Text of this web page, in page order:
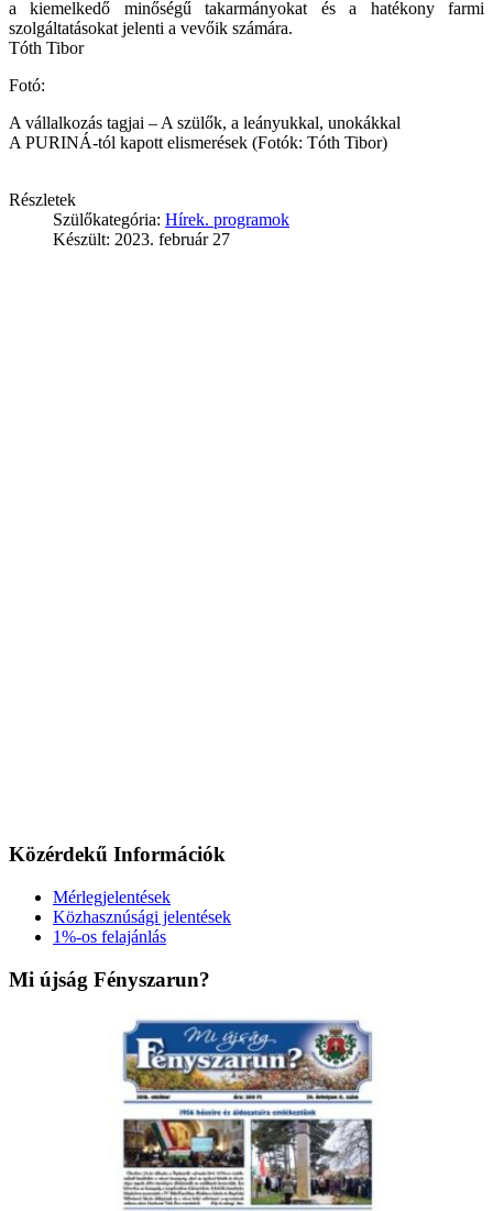
a kiemelkedő minőségű takarmányokat és a hatékony farmi
szolgáltatásokat jelenti a vevőik számára.
Tóth Tibor
Fotó:
A vállalkozás tagjai – A szülők, a leányukkal, unokákkal
A PURINÁ-tól kapott elismerések (Fotók: Tóth Tibor)
Részletek
Szülőkategória: Hírek. programok
Készült: 2023. február 27
Közérdekű Információk
Mérlegjelentések
Közhasznúsági jelentések
1%-os felajánlás
Mi újság Fényszarun?